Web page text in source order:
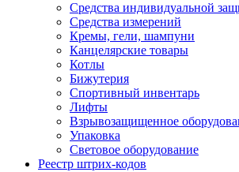
Средства индивидуальной
Средства измерений
Кремы, гели, шампуни
Канцелярские товары
Котлы
Бижутерия
Спортивный инвентарь
Лифты
Взрывозащищенное
Упаковка
Световое оборудование
Реестр штрих-кодов